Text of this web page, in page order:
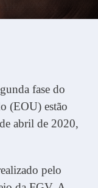
fase do
(EOU) estão
abril de 2020,
pelo